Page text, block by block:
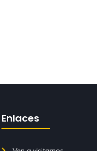
Enlaces